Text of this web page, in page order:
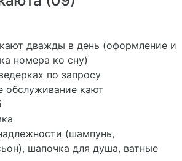
(09)
дважды в день (оформление и
номера ко сну)
по запросу
кают
(шампунь,